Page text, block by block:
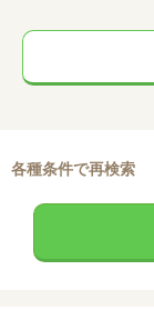
各種条件で再検索